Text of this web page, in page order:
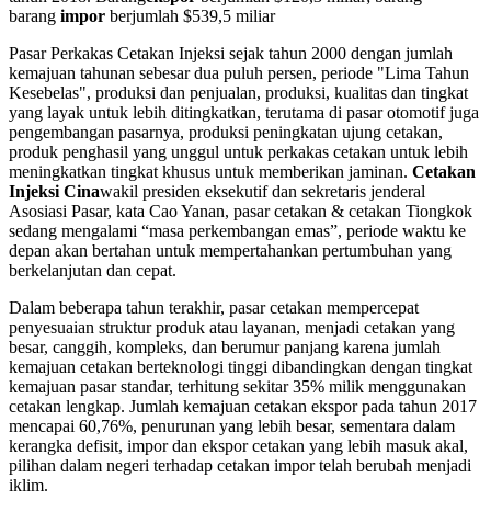
barang impor berjumlah $539,5 miliar
Pasar Perkakas Cetakan Injeksi sejak tahun 2000 dengan jumlah
kemajuan tahunan sebesar dua puluh persen, periode "Lima Tahun
Kesebelas", produksi dan penjualan, produksi, kualitas dan tingkat
yang layak untuk lebih ditingkatkan, terutama di pasar otomotif juga
pengembangan pasarnya, produksi peningkatan ujung cetakan,
produk penghasil yang unggul untuk perkakas cetakan untuk lebih
meningkatkan tingkat khusus untuk memberikan jaminan. Cetakan
Injeksi Cinawakil presiden eksekutif dan sekretaris jenderal
Asosiasi Pasar, kata Cao Yanan, pasar cetakan & cetakan Tiongkok
sedang mengalami “masa perkembangan emas”, periode waktu ke
depan akan bertahan untuk mempertahankan pertumbuhan yang
berkelanjutan dan cepat.
Dalam beberapa tahun terakhir, pasar cetakan mempercepat
penyesuaian struktur produk atau layanan, menjadi cetakan yang
besar, canggih, kompleks, dan berumur panjang karena jumlah
kemajuan cetakan berteknologi tinggi dibandingkan dengan tingkat
kemajuan pasar standar, terhitung sekitar 35% milik menggunakan
cetakan lengkap. Jumlah kemajuan cetakan ekspor pada tahun 2017
mencapai 60,76%, penurunan yang lebih besar, sementara dalam
kerangka defisit, impor dan ekspor cetakan yang lebih masuk akal,
pilihan dalam negeri terhadap cetakan impor telah berubah menjadi
iklim.